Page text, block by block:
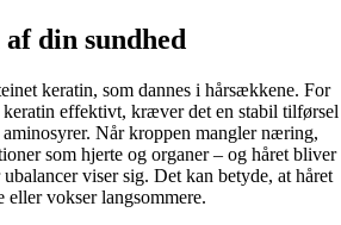
din sundhed
keratin, som dannes i hårsækkene. For
effektivt, kræver det en stabil tilførsel
Når kroppen mangler næring,
som hjerte og organer – og håret bliver
viser sig. Det kan betyde, at håret
vokser langsommere.